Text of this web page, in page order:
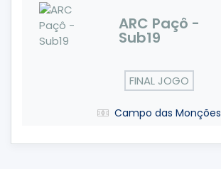
ARC Paçô -
Sub19
FINAL JOGO
Campo das Monções